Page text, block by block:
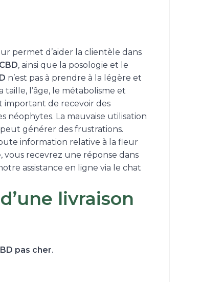
permet d’aider la clientèle dans
, ainsi que la posologie et le
n’est pas à prendre à la légère et
l’âge, le métabolisme et
important de recevoir des
néophytes. La mauvaise utilisation
générer des frustrations.
information relative à la fleur
vous recevrez une réponse dans
assistance en ligne via le chat
livraison
pas cher.